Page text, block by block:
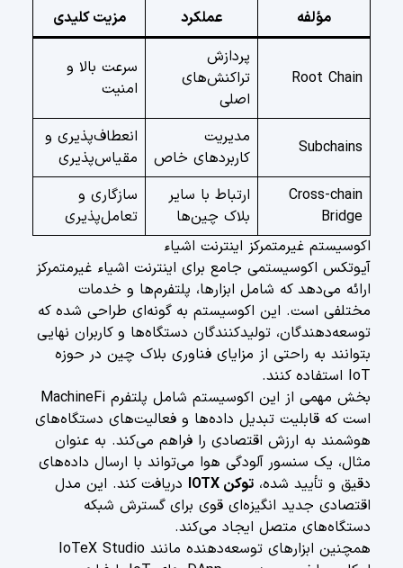
مؤلفه
عملکرد مزیت کلیدی
Root Chain
پردازش
تراکنش‌های
اصلی
سرعت بالا و
امنیت
Subchains
مدیریت
کاربردهای خاص
انعطاف‌پذیری و
مقیاس‌پذیری
Cross-chain
Bridge
ارتباط با سایر
بلاک چین‌ها
سازگاری و
تعامل‌پذیری
اکوسیستم غیرمتمرکز اینترنت اشیاء
آیوتکس اکوسیستمی جامع برای اینترنت اشیاء غیرمتمرکز
ارائه می‌دهد که شامل ابزارها، پلتفرم‌ها و خدمات
مختلفی است. این اکوسیستم به گونه‌ای طراحی شده که
توسعه‌دهندگان، تولیدکنندگان دستگاه‌ها و کاربران نهایی
بتوانند به راحتی از مزایای فناوری بلاک چین در حوزه
IoT استفاده کنند.
بخش مهمی از این اکوسیستم شامل پلتفرم MachineFi
است که قابلیت تبدیل داده‌ها و فعالیت‌های دستگاه‌های
هوشمند به ارزش اقتصادی را فراهم می‌کند. به عنوان
مثال، یک سنسور آلودگی هوا می‌تواند با ارسال داده‌های
دقیق و تأیید شده، توکن IOTX
دریافت کند. این مدل
اقتصادی جدید انگیزه‌ای قوی برای گسترش شبکه
دستگاه‌های متصل ایجاد می‌کند.
همچنین ابزارهای توسعه‌دهنده مانند IoTeX Studio